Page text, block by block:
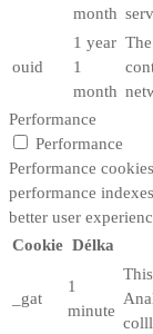
month
ouid
1 year
1
month
Performance
Performance
Performance
performance
better user
Cookie Délka
_gat
1
minute